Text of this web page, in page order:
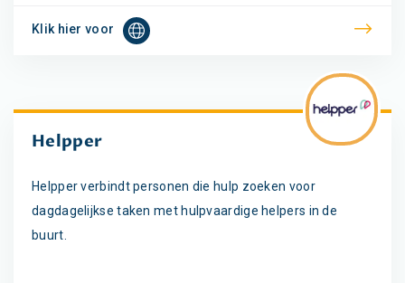
Klik hier voor
Helpper
Helpper verbindt personen die hulp zoeken voor
dagdagelijkse taken met hulpvaardige helpers in de
buurt.